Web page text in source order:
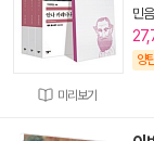
미리보기
민
양